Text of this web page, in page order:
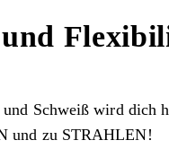
Schweiß wird dich
und zu STRAHLEN!